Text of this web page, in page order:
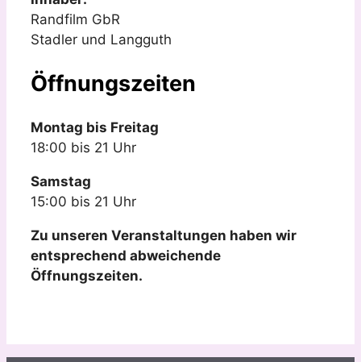
Randfilm GbR
Stadler und Langguth
Öffnungszeiten
Montag bis Freitag
18:00 bis 21 Uhr
Samstag
15:00 bis 21 Uhr
Zu unseren Veranstaltungen haben wir
entsprechend abweichende
Öffnungszeiten.